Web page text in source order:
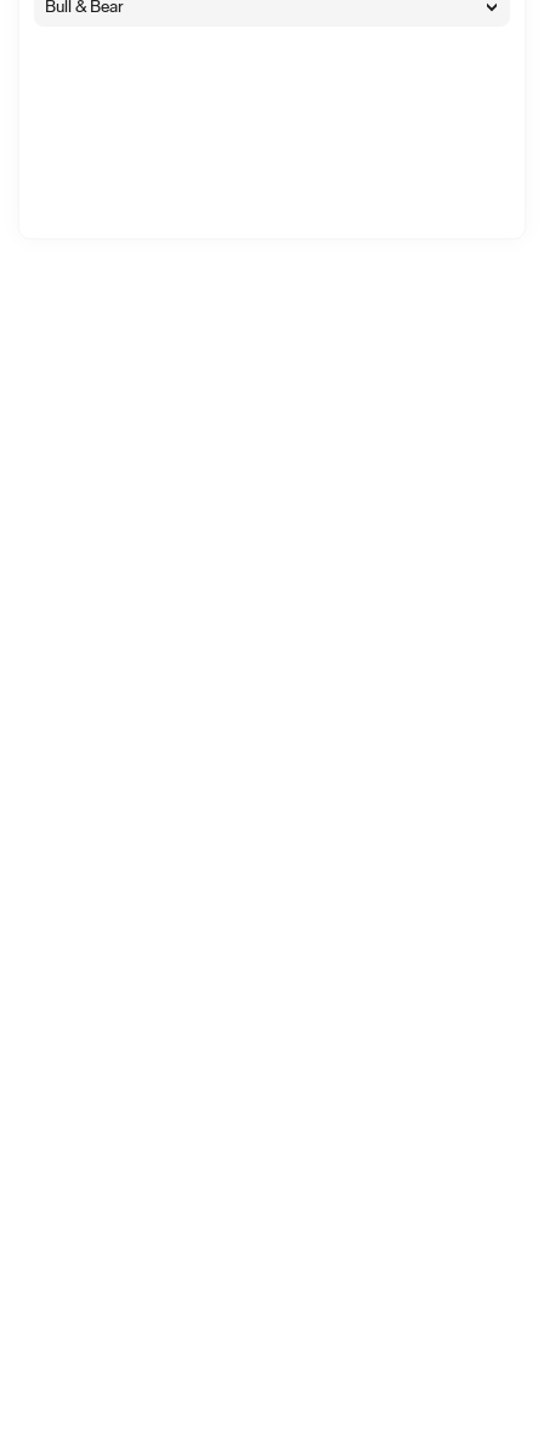
Bull & Bear